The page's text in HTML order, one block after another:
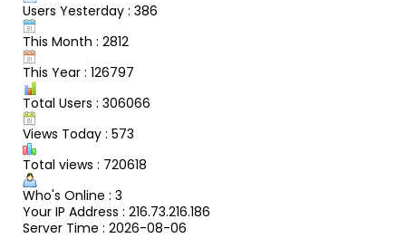
Users Yesterday : 386
This Month : 2812
This Year : 126797
Total Users : 306066
Views Today : 573
Total views : 720618
Who's Online : 3
Your IP Address : 216.73.216.186
Server Time : 2026-08-06